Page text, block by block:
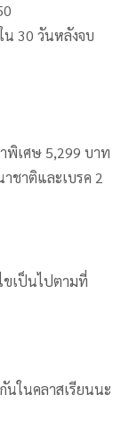
30 วันหลังจบ
พิเศษ 5,299 บาท
ชาติและเบรค 2
ขเป็นไปตามที่
นในคลาสเรียนนะ